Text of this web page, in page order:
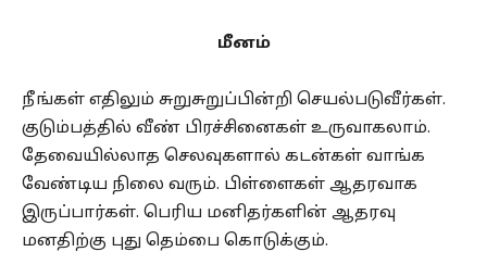
மீனம்
நீங்கள் எதிலும் சுறுசுறுப்பின்றி செயல்படுவீர்கள்.
குடும்பத்தில் வீண் பிரச்சினைகள் உருவாகலாம்.
தேவையில்லாத செலவுகளால் கடன்கள் வாங்க
வேண்டிய நிலை வரும். பிள்ளைகள் ஆதரவாக
இருப்பார்கள். பெரிய மனிதர்களின் ஆதரவு
மனதிற்கு புது தெம்பை கொடுக்கும்.